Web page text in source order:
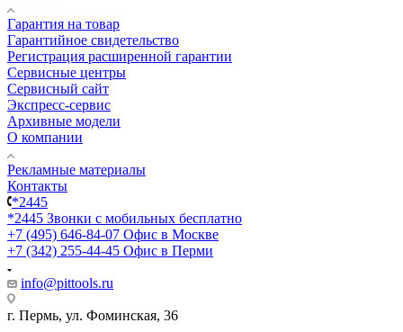
Гарантия на товар
Гарантийное свидетельство
Регистрация расширенной гарантии
Сервисные центры
Сервисный сайт
Экспресс-сервис
Архивные модели
О компании
Рекламные материалы
Контакты
*2445
*2445 Звонки с мобильных бесплатно
+7 (495) 646-84-07 Офис в Москве
+7 (342) 255-44-45 Офис в Перми
info@pittools.ru
г. Пермь, ул. Фоминская, 36